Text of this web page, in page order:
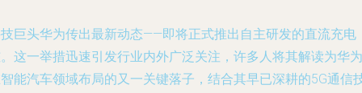
巨头华为传出最新动态——即将正式推出自主研发的直流充电
这一举措迅速引发行业内外广泛关注，许多人将其解读为华为
能汽车领域布局的又一关键落子，结合其早已深耕的5G通信